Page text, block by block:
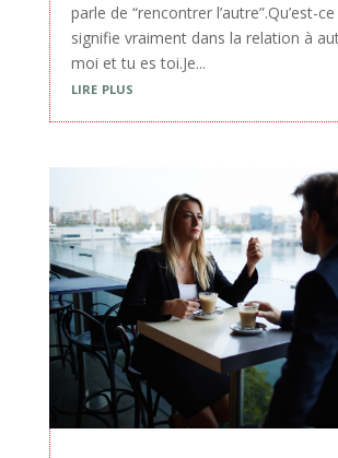
parle de “rencontrer l’autre”.Qu’est-
signifie vraiment dans la relation à
moi et tu es toi.Je...
lire plus